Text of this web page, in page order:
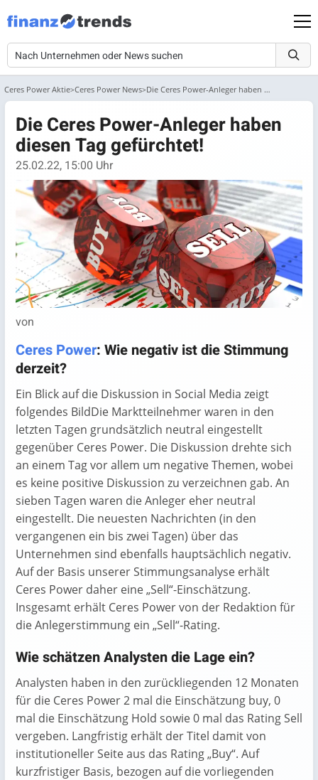
Ceres Power Aktie Ceres Power News Die Ceres Power-Anleger haben diesen Tag gefürchtet!
Die Ceres Power-Anleger haben
diesen Tag gefürchtet!
25.02.22, 15:00 Uhr
von
Ceres Power: Wie negativ ist die Stimmung
derzeit?
Ein Blick auf die Diskussion in Social Media zeigt
folgendes BildDie Marktteilnehmer waren in den
letzten Tagen grundsätzlich neutral eingestellt
gegenüber Ceres Power. Die Diskussion drehte sich
an einem Tag vor allem um negative Themen, wobei
es keine positive Diskussion zu verzeichnen gab. An
sieben Tagen waren die Anleger eher neutral
eingestellt. Die neuesten Nachrichten (in den
vergangenen ein bis zwei Tagen) über das
Unternehmen sind ebenfalls hauptsächlich negativ.
Auf der Basis unserer Stimmungsanalyse erhält
Ceres Power daher eine „Sell“-Einschätzung.
Insgesamt erhält Ceres Power von der Redaktion für
die Anlegerstimmung ein „Sell“-Rating.
Wie schätzen Analysten die Lage ein?
Analysten haben in den zurückliegenden 12 Monaten
für die Ceres Power 2 mal die Einschätzung buy, 0
mal die Einschätzung Hold sowie 0 mal das Rating Sell
vergeben. Langfristig erhält der Titel damit von
institutioneller Seite aus das Rating „Buy“. Auf
kurzfristiger Basis, bezogen auf die vorliegenden